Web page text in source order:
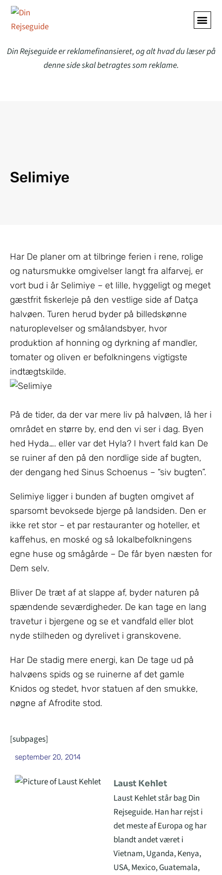
Din Rejseguide er reklamefinansieret, og alt hvad du læser på
denne side skal betragtes som reklame.
Selimiye
Har De planer om at tilbringe ferien i rene, rolige
og natursmukke omgivelser langt fra alfarvej, er
vort bud i år Selimiye – et lille, hyggeligt og meget
gæstfrit fiskerleje på den vestlige side af Datça
halvøen. Turen herud byder på billedskønne
naturoplevelser og smålandsbyer, hvor
produktion af honning og dyrkning af mandler,
tomater og oliven er befolkningens vigtigste
indtægtskilde.
På de tider, da der var mere liv på halvøen, lå her i
området en større by, end den vi ser i dag. Byen
hed Hyda…. eller var det Hyla? I hvert fald kan De
se ruiner af den på den nordlige side af bugten,
der dengang hed Sinus Schoenus – “siv bugten”.
Selimiye ligger i bunden af bugten omgivet af
sparsomt bevoksede bjerge på landsiden. Den er
ikke ret stor – et par restauranter og hoteller, et
kaffehus, en moské og så lokalbefolkningens
egne huse og smågårde – De får byen næsten for
Dem selv.
Bliver De træt af at slappe af, byder naturen på
spændende seværdigheder. De kan tage en lang
travetur i bjergene og se et vandfald eller blot
nyde stilheden og dyrelivet i granskovene.
Har De stadig mere energi, kan De tage ud på
halvøens spids og se ruinerne af det gamle
Knidos og stedet, hvor statuen af den smukke,
nøgne af Afrodite stod.
[subpages]
september 20, 2014
Laust Kehlet
Laust Kehlet står bag Din
Rejseguide. Han har rejst i
det meste af Europa og har
blandt andet været i
Vietnam, Uganda, Kenya,
USA, Mexico, Guatemala,